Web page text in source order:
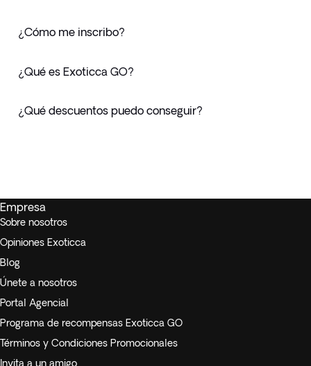
¿Cómo me inscribo?
¿Qué es Exoticca GO?
¿Qué descuentos puedo conseguir?